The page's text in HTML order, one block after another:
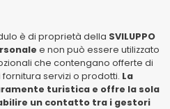
è di proprietà della SVILUPPO
e non può essere utilizzato
che contengano offerte di
servizi o prodotti. La
turistica e offre la sola
un contatto tra i gestori